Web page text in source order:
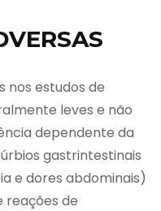
nos estudos de
leves e não
dependente da
gastrintestinais
e dores abdominais)
reações de